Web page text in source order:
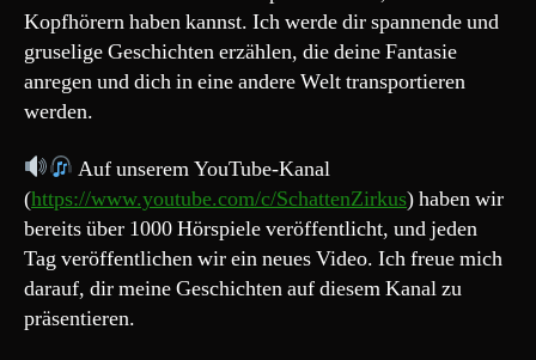
Kopfhörern haben kannst. Ich werde dir spannende und
gruselige Geschichten erzählen, die deine Fantasie
anregen und dich in eine andere Welt transportieren
werden.
Auf unserem YouTube-Kanal
(https://www.youtube.com/c/SchattenZirkus) haben wir
bereits über 1000 Hörspiele veröffentlicht, und jeden
Tag veröffentlichen wir ein neues Video. Ich freue mich
darauf, dir meine Geschichten auf diesem Kanal zu
präsentieren.